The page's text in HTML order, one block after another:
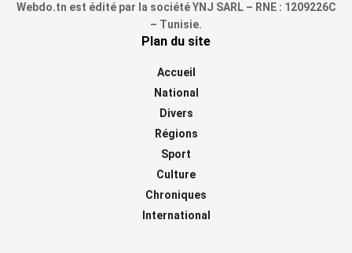
Webdo.tn est édité par la société YNJ SARL – RNE : 1209226C
– Tunisie.
Plan du site
Accueil
National
Divers
Régions
Sport
Culture
Chroniques
International